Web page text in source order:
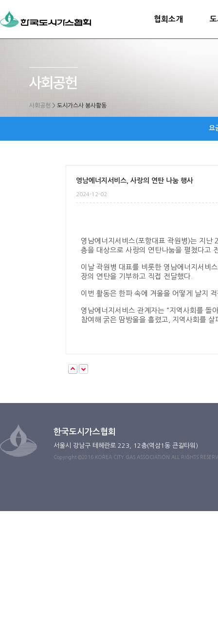
협회소개
사회공헌 > 도시가스사 봉사활동
요
영남에너지서비스, 사랑의 연탄 나눔 행사
2024-12-02
영남에너지서비스(포항대표 곽원병)는 지난
층을 대상으로 사랑의 연탄나눔을 펼쳤다고
이날 곽원병 대표를 비롯한 영남에너지서비
장의 연탄을 기부하고 직접 전달했다.
이번 활동은 한파 속에 겨울을 어떻게 날지
영남에너지서비스 관계자는 “지역사회를 돌
참여해 굵은 땀방울을 흘렸고, 지역사회를
한국도시가스협회
서울시 강남구 테헤란로 223, 12층(역삼1동 큰길타워)
Copyright ©2016 KOREA CITY GAS ASSOCIATION ALL RIGHTS